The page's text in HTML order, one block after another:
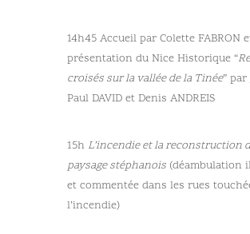
14h45 Accueil par Colette FABRON
présentation du Nice Historique “
croisés sur la vallée de la Tinée” par
Paul DAVID et Denis ANDREIS
15h L’incendie et la reconstruction
paysage stéphanois (déambulation
et commentée dans les rues
l’incendie)